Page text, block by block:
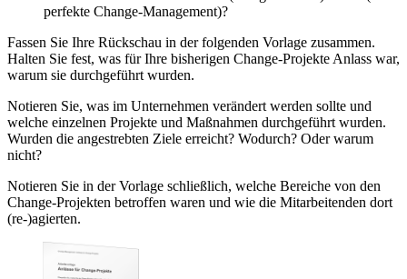
perfekte Change-Management)?
Fassen Sie Ihre Rückschau in der folgenden Vorlage zusammen.
Halten Sie fest, was für Ihre bisherigen Change-Projekte Anlass war,
warum sie durchgeführt wurden.
Notieren Sie, was im Unternehmen verändert werden sollte und
welche einzelnen Projekte und Maßnahmen durchgeführt wurden.
Wurden die angestrebten Ziele erreicht? Wodurch? Oder warum
nicht?
Notieren Sie in der Vorlage schließlich, welche Bereiche von den
Change-Projekten betroffen waren und wie die Mitarbeitenden dort
(re-)agierten.